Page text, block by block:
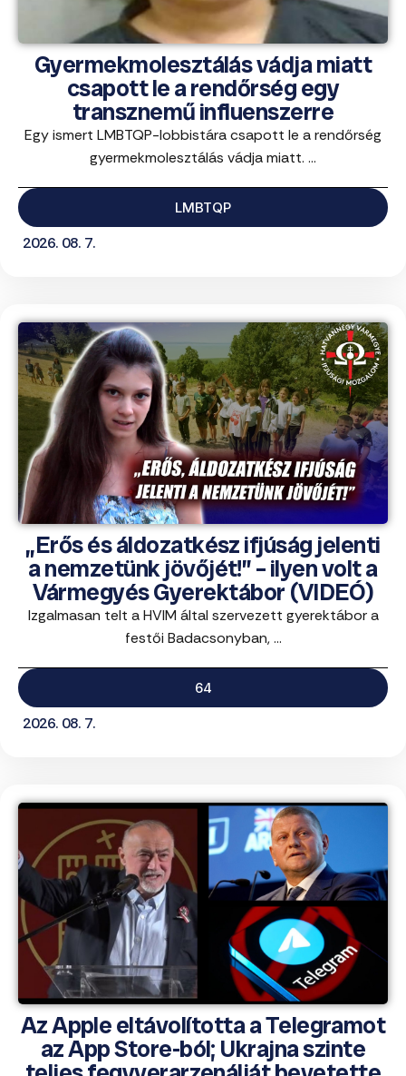
Gyermekmolesztálás vádja miatt
csapott le a rendőrség egy
transznemű influenszerre
Egy ismert LMBTQP-lobbistára csapott le a rendőrség
gyermekmolesztálás vádja miatt. ...
LMBTQP
2026. 08. 7.
„Erős és áldozatkész ifjúság jelenti
a nemzetünk jövőjét!” – ilyen volt a
Vármegyés Gyerektábor (VIDEÓ)
Izgalmasan telt a HVIM által szervezett gyerektábor a
festői Badacsonyban, ...
64
2026. 08. 7.
Az Apple eltávolította a Telegramot
az App Store-ból; Ukrajna szinte